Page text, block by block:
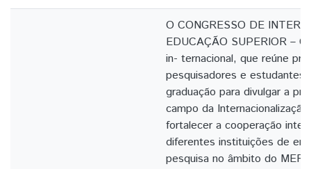
O CONGRESSO DE
EDUCAÇÃO SUPERIOR –
in- ternacional, que reúne
pesquisadores e estudantes
graduação para divulgar a
campo da
fortalecer a cooperação
diferentes instituições de
pesquisa no âmbito do